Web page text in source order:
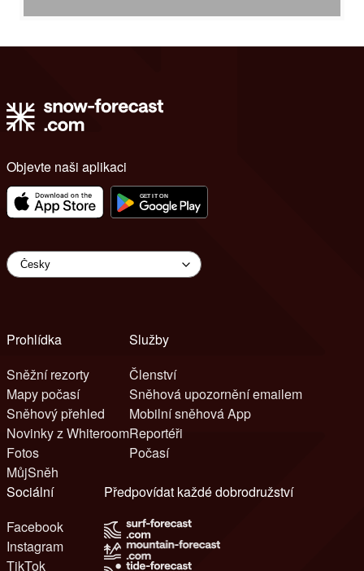
Objevte naši aplikaci
Prohlídka
Sněžní rezorty
Mapy počasí
Sněhový přehled
Novinky z Whiteroom
Fotos
MůjSněh
Služby
Členství
Sněhová upozornění emailem
Mobilní sněhová App
Reportéři
Počasí
Sociální
Facebook
Instagram
TikTok
Předpovídat každé dobrodružství